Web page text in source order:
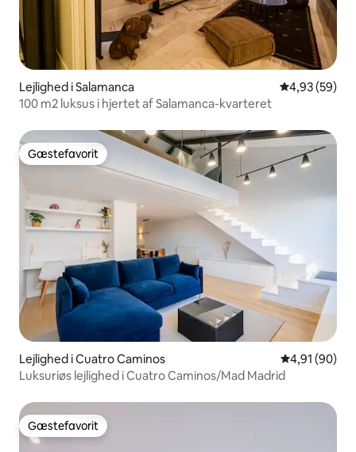
Lejlighed i Salamanca 4,93 ud af 5 i
4,93 (59)
100 m2 luksus i hjertet af Salamanca-kvarteret
Gæstefavorit
Gæstefavorit
Lejlighed i Cuatro Caminos 4,91 ud af 5 i
4,91 (90)
Luksuriøs lejlighed i Cuatro Caminos/Mad Madrid
Gæstefavorit
Gæstefavorit